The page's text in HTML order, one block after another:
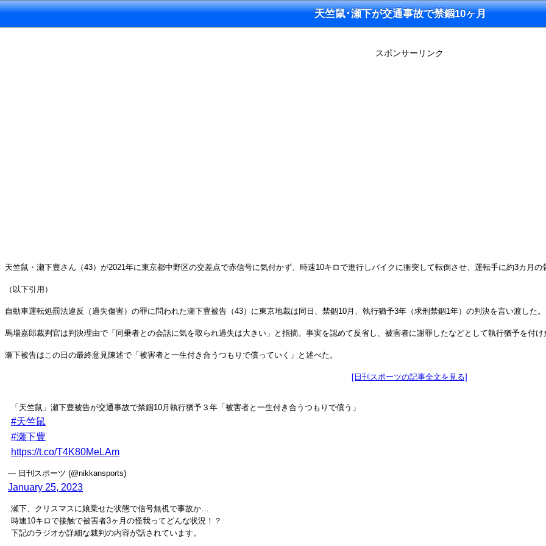
天竺鼠･瀬下が交通事故で禁錮10ヶ月
スポンサーリンク
天竺鼠・瀬下豊さん（43）が2021年に東京都中野区の交差点で赤信号に気付かず、時速10キロで進行しバイクに衝突して転倒させ、運転手に約3カ月
（以下引用）
自動車運転処罰法違反（過失傷害）の罪に問われた瀬下豊被告（43）に東京地裁は同日、禁錮10月、執行猶予3年（求刑禁錮1年）の判決を言い渡した。
馬場嘉郎裁判官は判決理由で「同乗者との会話に気を取られ過失は大きい」と指摘。事実を認めて反省し、被害者に謝罪したなどとして執行猶予を付け
瀬下被告はこの日の最終意見陳述で「被害者と一生付き合うつもりで償っていく」と述べた。
[日刊スポーツの記事全文を見る]
「天竺鼠」瀬下豊被告が交通事故で禁錮10月執行猶予３年「被害者と一生付き合うつもりで償う」
#天竺鼠
#瀬下豊
https://t.co/T4K80MeLAm
— 日刊スポーツ (@nikkansports)
January 25, 2023
瀬下、クリスマスに娘乗せた状態で信号無視で事故か…
時速10キロで接触で被害者3ヶ月の怪我ってどんな状況！？
下記のラジオか詳細な裁判の内容が話されています。